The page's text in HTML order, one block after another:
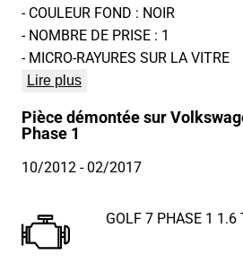
- COULEUR FOND : NOIR
- NOMBRE DE PRISE : 1
- MICRO-RAYURES SUR LA VITRE
Lire plus
Pièce démontée sur
Phase 1
10/2012 - 02/2017
GOLF 7 PHASE 1 1.6